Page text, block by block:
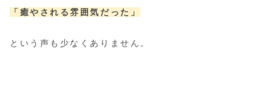
「癒やされる雰囲気だった」
という声も少なくありません。